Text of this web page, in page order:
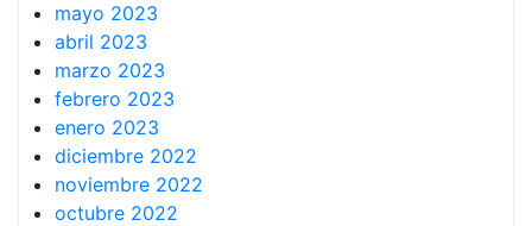
mayo 2023
abril 2023
marzo 2023
febrero 2023
enero 2023
diciembre 2022
noviembre 2022
octubre 2022